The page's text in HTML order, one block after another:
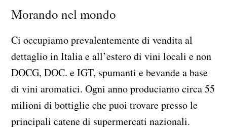
Morando nel mondo
Ci occupiamo prevalentemente di vendita al
dettaglio in Italia e all’estero di vini locali e non
DOCG, DOC. e IGT, spumanti e bevande a base
di vini aromatici. Ogni anno produciamo circa 55
milioni di bottiglie che puoi trovare presso le
principali catene di supermercati nazionali.